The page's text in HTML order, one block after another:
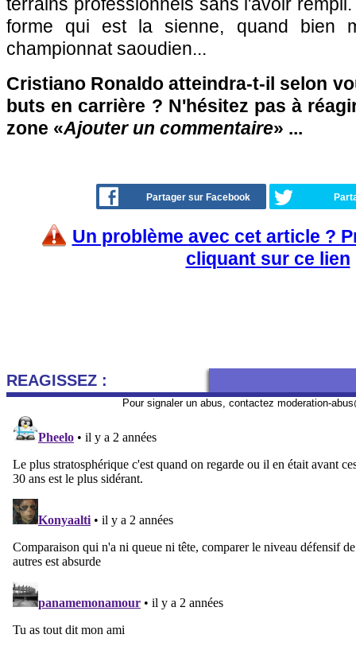
forme qui est la sienne, quand bien
championnat saoudien...
Cristiano Ronaldo atteindra-t-il selon
buts en carrière ? N'hésitez pas à
zone «Ajouter un commentaire» ...
Partager sur Facebook
Un problème avec cet article ?
cliquant sur ce lien
REAGISSEZ :
Pour signaler un abus, contactez moderation-